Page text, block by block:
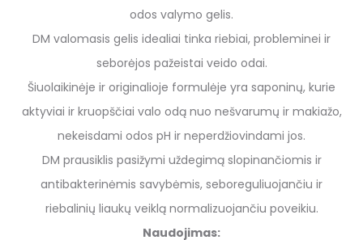
odos valymo gelis.
DM valomasis gelis idealiai tinka riebiai, probleminei ir
seborėjos pažeistai veido odai.
Šiuolaikinėje ir originalioje formulėje yra saponinų, kurie
aktyviai ir kruopščiai valo odą nuo nešvarumų ir makiažo,
nekeisdami odos pH ir neperdžiovindami jos.
DM prausiklis pasižymi uždegimą slopinančiomis ir
antibakterinėmis savybėmis, seboreguliuojančiu ir
riebalinių liaukų veiklą normalizuojančiu poveikiu.
Naudojimas: